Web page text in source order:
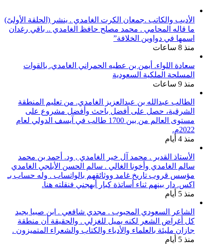
الأديب والكاتب .جمعان الكرت الغامدي . ينشر (الحلقة الأولىً)
ما قاله المحامي . محمد مصلح حافظ الغامدي .. باقي رغدان
اسمها في دواوين الخلافة”
منذ 8 ساعات
سعادة اللواء. أيمن بن عطيه الحمراني الغامدي. بالقوات
المسلحة الملكية السعودية
منذ 9 ساعات
الطالب عبدالله بن عبدالعزيز الغامدي. من تعليم المنطقة
الشرقية، حصل على أفضل باحث وأفضل مشروع على
مستوى العالم من بين 1700 طالب في آيسف الدولي لعام
2022م.
منذ 4 أيام
الأستاذ القدير . محمد آل خير الغامدي , ود. أحمد بن محمد
سالم الغامدي وأخونا الغالي . سالم الحسن الأبلجي الغامدي
مؤسس قروب تاريخ غامد ووثائقهم بالواتساب . وله حساب بـ
اكس. دار بينهم ثناء أساتذة كبار أبهجني فنقلته هنا.
منذ 5 أيام
الشاعر السعودي المحبوب . مجدي شافعي . ابن صبيا يجيد
كل أغراض الشعر لكنه يميل للغزلي . والحقيقة أن منطقة
جازان مليئة بالعلماء والأدباء والكتاب والشعراء المتميزون .
منذ 5 أيام